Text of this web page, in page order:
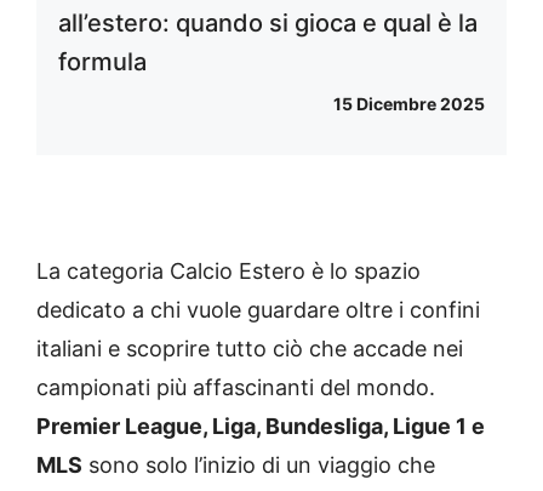
all’estero: quando si gioca e qual è la
formula
15 Dicembre 2025
La categoria Calcio Estero è lo spazio
dedicato a chi vuole guardare oltre i confini
italiani e scoprire tutto ciò che accade nei
campionati più affascinanti del mondo.
Premier League, Liga, Bundesliga, Ligue 1 e
MLS sono solo l’inizio di un viaggio che